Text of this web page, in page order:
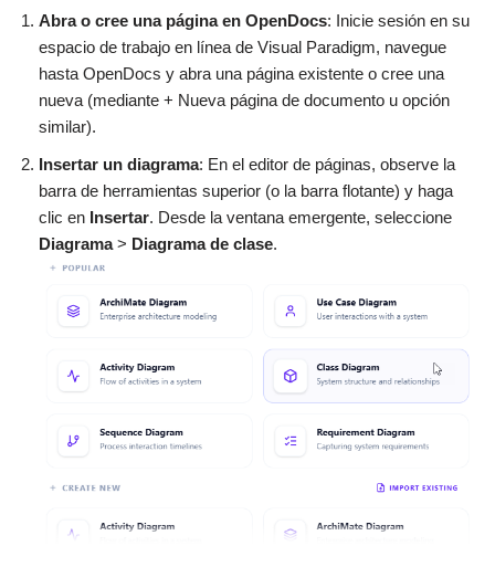
Abra o cree una página en OpenDocs: Inicie sesión en su
espacio de trabajo en línea de Visual Paradigm, navegue
hasta OpenDocs y abra una página existente o cree una
nueva (mediante + Nueva página de documento u opción
similar).
Insertar un diagrama: En el editor de páginas, observe la
barra de herramientas superior (o la barra flotante) y haga
clic en Insertar. Desde la ventana emergente, seleccione
Diagrama> Diagrama de clase.